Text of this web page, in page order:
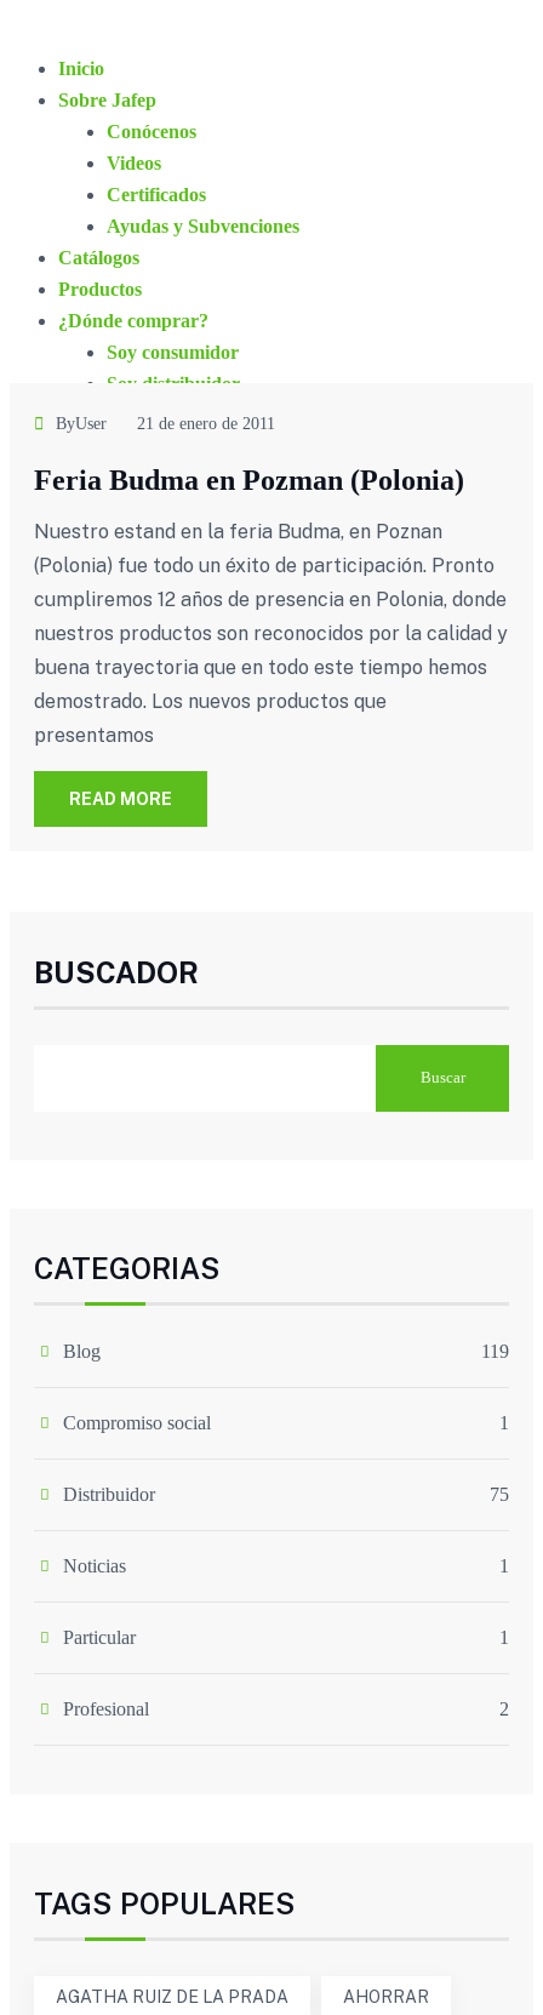
Inicio
Sobre Jafep
Conócenos
Videos
Certificados
Ayudas y Subvenciones
Catálogos
Productos
¿Dónde comprar?
Soy consumidor
Soy distribuidor
Franquicias
Contacto
ByUser 21 de enero de 2011
Feria Budma en Pozman (Polonia)
Nuestro estand en la feria Budma, en Poznan
(Polonia) fue todo un éxito de participación. Pronto
cumpliremos 12 años de presencia en Polonia, donde
nuestros productos son reconocidos por la calidad y
buena trayectoria que en todo este tiempo hemos
demostrado. Los nuevos productos que
presentamos
READ MORE
BUSCADOR
Buscar
CATEGORIAS
Blog 119
Compromiso social 1
Distribuidor 75
Noticias 1
Particular 1
Profesional 2
TAGS POPULARES
AGATHA RUIZ DE LA PRADA AHORRAR